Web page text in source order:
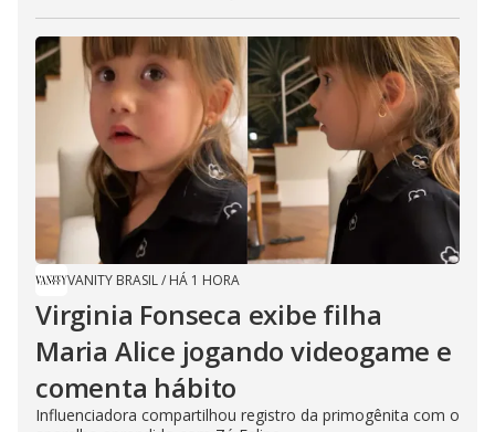
VANITY BRASIL/ HÁ 1 HORA
Virginia Fonseca exibe filha
Maria Alice jogando videogame e
comenta hábito
Influenciadora compartilhou registro da primogênita com o